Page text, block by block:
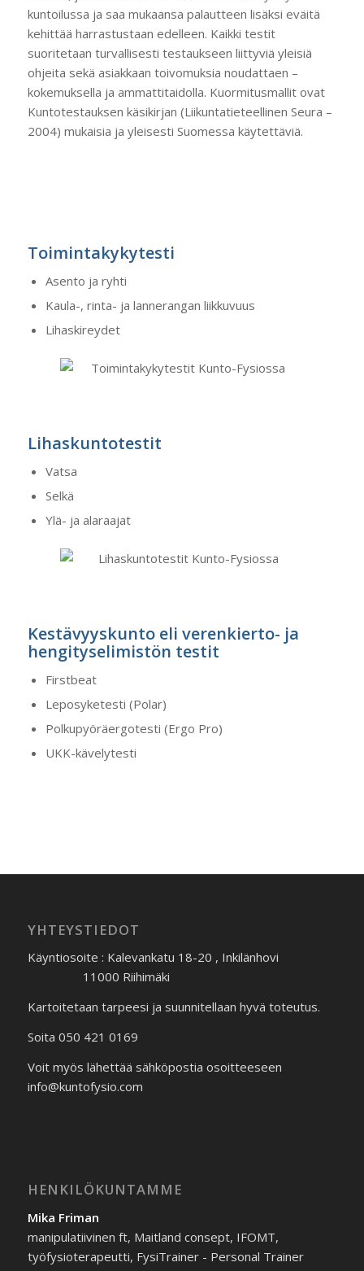
kuntoilussa ja saa mukaansa palautteen lisäksi eväitä
kehittää harrastustaan edelleen. Kaikki testit
suoritetaan turvallisesti testaukseen liittyviä yleisiä
ohjeita sekä asiakkaan toivomuksia noudattaen –
kokemuksella ja ammattitaidolla. Kuormitusmallit ovat
Kuntotestauksen käsikirjan (Liikuntatieteellinen Seura –
2004) mukaisia ja yleisesti Suomessa käytettäviä.
Toimintakykytesti
Asento ja ryhti
Kaula-, rinta- ja lannerangan liikkuvuus
Lihaskireydet
Lihaskuntotestit
Vatsa
Selkä
Ylä- ja alaraajat
Kestävyyskunto eli verenkierto- ja
hengityselimistön testit
Firstbeat
Leposyketesti (Polar)
Polkupyöräergotesti (Ergo Pro)
UKK-kävelytesti
YHTEYSTIEDOT
Käyntiosoite : Kalevankatu 18-20 , Inkilänhovi
11000 Riihimäki
Kartoitetaan tarpeesi ja suunnitellaan hyvä toteutus.
Soita 050 421 0169
Voit myös lähettää sähköpostia osoitteeseen
info@kuntofysio.com
HENKILÖKUNTAMME
Mika Friman
manipulatiivinen ft, Maitland consept, IFOMT,
työfysioterapeutti, FysiTrainer - Personal Trainer